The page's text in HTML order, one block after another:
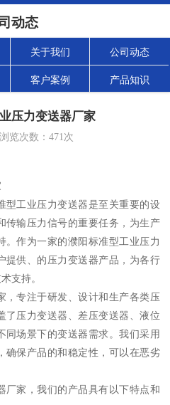
动态
关于我们 公司动态
客户案例 产品知识
压力变送器厂家
览次数： 471次
型工业压力变送器是至关重要的设
传输压力信号的重要任务，为生产
。作为一家的濮阳标准型工业压力
提供、的压力变送器产品，为各行
支持。
，专注于研发、设计和生产各类压
了压力变送器、差压变送器、液位
同场景下的变送器需求。我们采用
确保产品的和稳定性，可以在恶劣
厂家，我们的产品具有以下特点和